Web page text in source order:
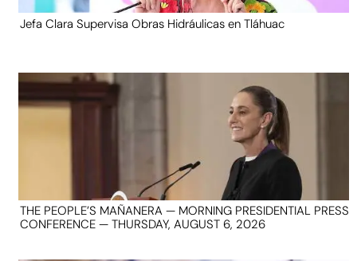
Jefa Clara Supervisa Obras Hidráulicas en Tláhuac
THE PEOPLE’S MAÑANERA — MORNING PRESIDENTIAL PRESS
CONFERENCE — THURSDAY, AUGUST 6, 2026